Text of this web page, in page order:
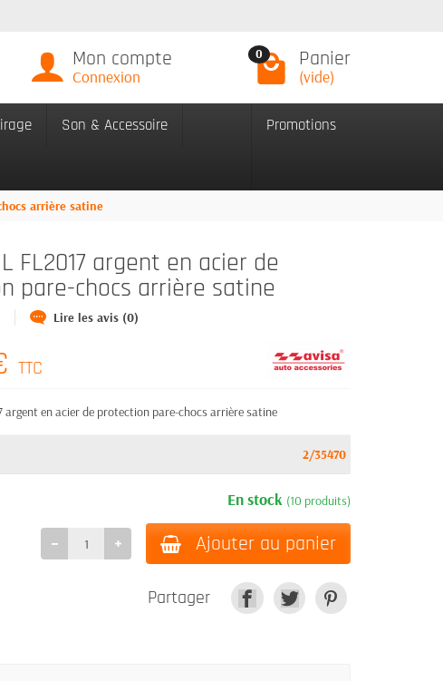
Mon compte
Connexion
0 Panier
(vide)
Son & Accessoire Promotions
arrière satine
FL2017 argent en acier de
pare-chocs arrière satine
Lire les avis (0)
TTC
argent en acier de protection pare-chocs arrière satine
2/35470
En stock (10 produits)
Ajouter au panier
Partager